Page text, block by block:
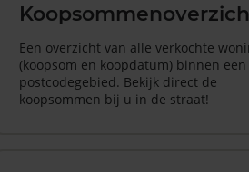
Een overzicht van alle verkochte
(koopsom en koopdatum) binnen een
postcodegebied. Bekijk direct de
koopsommen bij u in de straat!